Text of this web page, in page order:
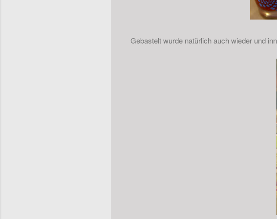
Gebastelt wurde natürlich auch wieder und